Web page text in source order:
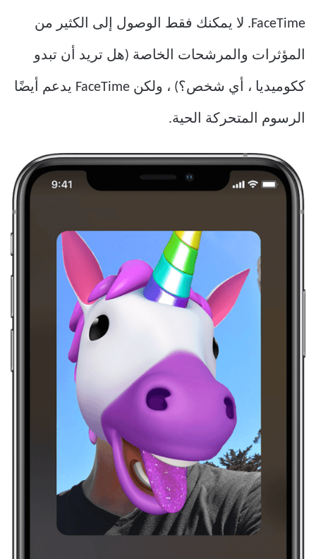
FaceTime. لا يمكنك فقط الوصول إلى الكثير من
المؤثرات والمرشحات الخاصة (هل تريد أن تبدو
ككوميديا ، أي شخص؟) ، ولكن FaceTime يدعم أيضًا
الرسوم المتحركة الحية.